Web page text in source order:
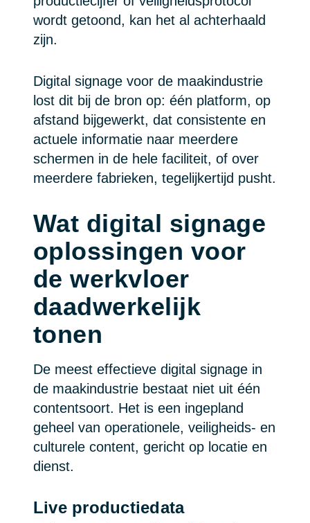
wordt getoond, kan het al achterhaald
zijn.
Digital signage voor de maakindustrie
lost dit bij de bron op: één platform, op
afstand bijgewerkt, dat consistente en
actuele informatie naar meerdere
schermen in de hele faciliteit, of over
meerdere fabrieken, tegelijkertijd pusht.
Wat digital signage
oplossingen voor
de werkvloer
daadwerkelijk
tonen
De meest effectieve digital signage in
de maakindustrie bestaat niet uit één
contentsoort. Het is een ingepland
geheel van operationele, veiligheids- en
culturele content, gericht op locatie en
dienst.
Live productiedata